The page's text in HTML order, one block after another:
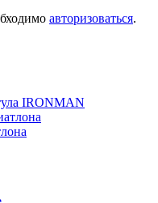
авторизоваться.
IRONMAN